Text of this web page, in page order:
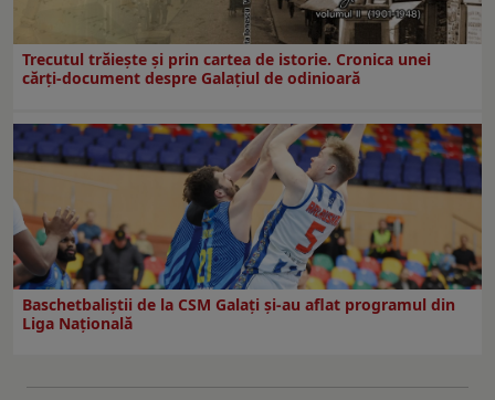
Trecutul trăiește și prin cartea de istorie. Cronica unei
cărți-document despre Galațiul de odinioară
Baschetbaliștii de la CSM Galați și-au aflat programul din
Liga Națională